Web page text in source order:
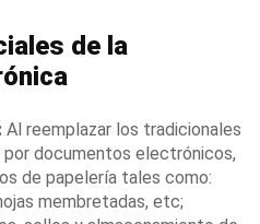
de la
Al reemplazar los tradicionales
documentos electrónicos,
de papelería tales como:
membretadas, etc;